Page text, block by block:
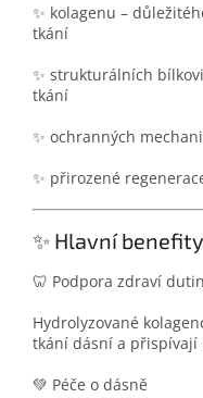
✨ kolagenu –
tkání
✨ strukturálních
tkání
✨ ochranných
✨ přirozené
✨ Hlavní
🦷 Podpora zdraví
Hydrolyzované
tkání dásní a
💚 Péče o dásně